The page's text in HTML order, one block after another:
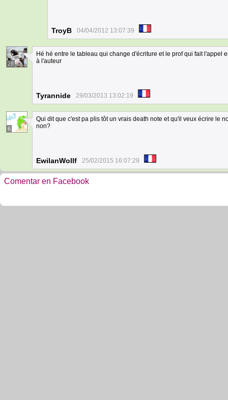
TroyB 04/04/2012 13:07:39
28
Hé hé entre le tableau qui change d'écriture et le prof qui fait l'appel
à l'auteur
Tyrannide 29/03/2013 13:02:19
6
Qui dit que c'est pa plis tôt un vrais death note et qu'il veux écrire le
non?
EwilanWollf 25/02/2015 16:07:29
Comentar en Facebook